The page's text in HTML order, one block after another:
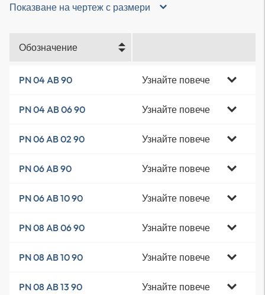
Показване на чертеж с размери
Обозначение
PN 04 AB 90 Узнайте повече
PN 04 AB 06 90 Узнайте повече
PN 06 AB 02 90 Узнайте повече
PN 06 AB 90 Узнайте повече
PN 06 AB 10 90 Узнайте повече
PN 08 AB 06 90 Узнайте повече
PN 08 AB 10 90 Узнайте повече
PN 08 AB 13 90 Узнайте повече